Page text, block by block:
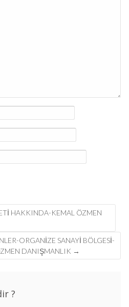
HAKKINDA-KEMAL ÖZMEN
ORGANİZE SANAYİ BÖLGESİ-
DANIŞMANLIK →
?